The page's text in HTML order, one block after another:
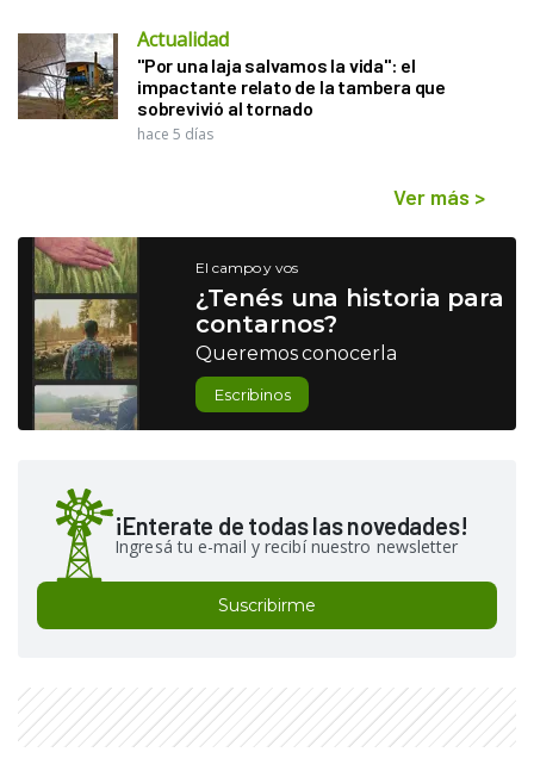
Actualidad
"Por una laja salvamos la vida": el
impactante relato de la tambera que
sobrevivió al tornado
hace 5 días
Ver más >
El campo y vos
¿Tenés una historia para
contarnos?
Queremos conocerla
Escribinos
¡Enterate de todas las novedades!
Ingresá tu e-mail y recibí nuestro newsletter
Suscribirme